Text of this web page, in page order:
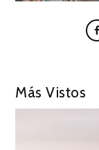
Más Vistos